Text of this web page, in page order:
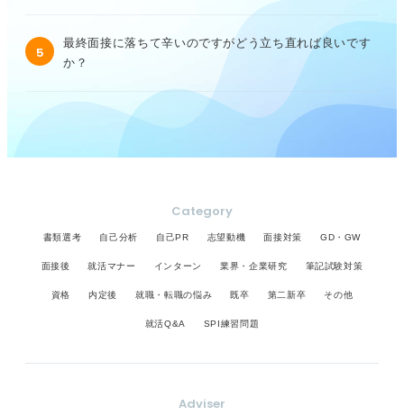
5
最終面接に落ちて辛いのですがどう立ち直れば良いです
か？
Category
書類選考 自己分析 自己PR 志望動機 面接対策 GD・GW
面接後 就活マナー インターン 業界・企業研究 筆記試験対策
資格 内定後 就職・転職の悩み 既卒 第二新卒 その他
就活Q&A SPI練習問題
Adviser